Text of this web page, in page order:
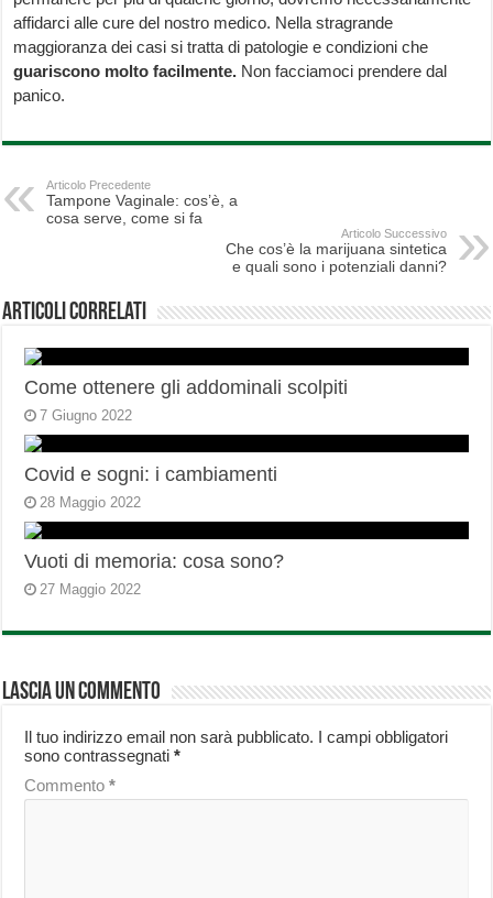
affidarci alle cure del nostro medico. Nella stragrande
maggioranza dei casi si tratta di patologie e condizioni che
guariscono molto facilmente. Non facciamoci prendere dal
panico.
Articolo Precedente
Tampone Vaginale: cos’è, a
cosa serve, come si fa
Articolo Successivo
Che cos’è la marijuana sintetica
e quali sono i potenziali danni?
Articoli correlati
Come ottenere gli addominali scolpiti
7 Giugno 2022
Covid e sogni: i cambiamenti
28 Maggio 2022
Vuoti di memoria: cosa sono?
27 Maggio 2022
Lascia un commento
Il tuo indirizzo email non sarà pubblicato. I campi obbligatori
sono contrassegnati*
Commento*